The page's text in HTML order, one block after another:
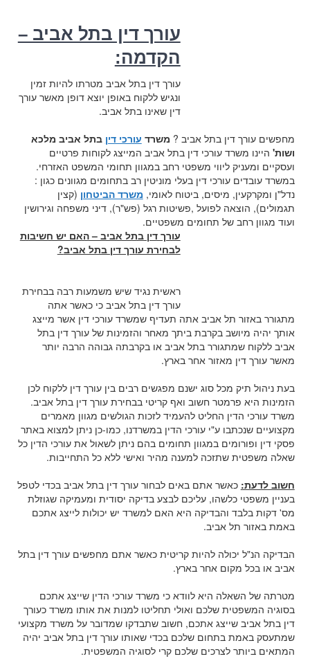
עורך דין בתל אביב –
הקדמה:
עורך דין בתל אביב מטרתו להיות זמין
ונגיש ללקוח באופן יוצא דופן מאשר עורך
דין שאינו בתל אביב.
מחפשים עורך דין בתל אביב ? משרד עורכי דין בתל אביב מלכא
ושות' היינו משרד עורכי דין בתל אביב המייצג לקוחות פרטיים
ועסקיים ומעניק ליווי משפטי רחב במגוון תחומי המשפט האזרחי.
במשרד עובדים עורכי דין בעלי מוניטין רב בתחומים מגוונים כגון :
נדל"ן ומקרקעין, מיסים, ביטוח לאומי, משרד הביטחון (קצין
תגמולים), הוצאה לפועל ,פשיטות רגל (פש"ר), דיני משפחה וגירושין
ועוד מגוון רחב של תחומים משפטיים.
עורך דין בתל אביב – האם יש חשיבות
לבחירת עורך דין בתל אביב?
ראשית נגיד שיש משמעות רבה בבחירת
עורך דין בתל אביב כי כאשר אתה
מתגורר באזור תל אביב אתה תעדיף שמשרד עורכי דין אשר מייצג
אותך יהיה מיושב בקרבת ביתך מאחר והזמינות של עורך דין בתל
אביב ללקוח שמתגורר בתל אביב או בקרבתה גבוהה הרבה יותר
מאשר עורך דין מאזור אחר בארץ.
בעת ניהול תיק מכל סוג ישנם מפגשים רבים בין עורך דין ללקוח לכן
הזמינות היא פרמטר חשוב ואף קריטי בבחירת עורך דין בתל אביב.
משרד עורכי הדין החליט להעמיד לזכות הגולשים מגוון מאמרים
מקצועיים שנכתבו ע"י עורכי הדין במשרדנו, כמו-כן ניתן למצוא באתר
פסקי דין ופורומים במגוון תחומים בהם ניתן לשאול את עורכי הדין כל
שאלה משפטית שתזכה למענה מהיר ואישי ללא כל התחייבות.
חשוב לדעת: כאשר אתם באים לבחור עורך דין בתל אביב בכדי לטפל
בעניין משפטי כלשהו, עליכם לבצע בדיקה יסודית ומעמיקה שגוזלת
מס' דקות בלבד והבדיקה היא האם למשרד יש יכולות לייצג אתכם
באמת באזור תל אביב.
הבדיקה הנ"ל יכולה להיות קריטית כאשר אתם מחפשים עורך דין בתל
אביב או בכל מקום אחר בארץ.
מטרתה של השאלה היא לוודא כי משרד עורכי הדין שייצג אתכם
בסוגיה המשפטית שלכם ואולי תחליטו למנות את אותו משרד כעורך
דין בתל אביב שייצג אתכם, חשוב שתבדקו שמדובר על משרד מקצועי
שמתעסק באמת בתחום שלכם בכדי שאותו עורך דין בתל אביב יהיה
המתאים ביותר לצרכים שלכם קרי לסוגיה המשפטית.